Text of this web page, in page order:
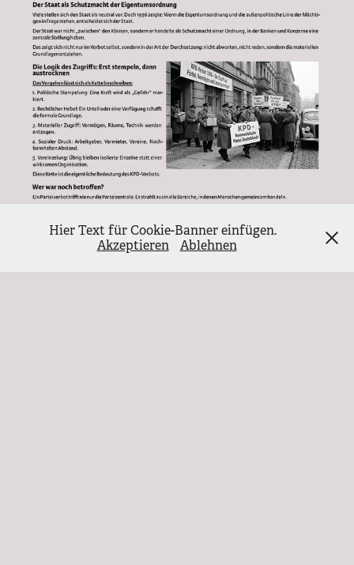
Hier Text für Cookie-Banner einfügen.
Akzeptieren
Ablehnen